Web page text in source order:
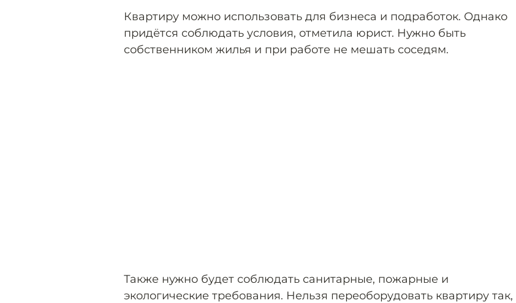
Квартиру можно использовать для бизнеса и подработок. Однако
придётся соблюдать условия, отметила юрист. Нужно быть
собственником жилья и при работе не мешать соседям.
Также нужно будет соблюдать санитарные, пожарные и
экологические требования. Нельзя переоборудовать квартиру так,